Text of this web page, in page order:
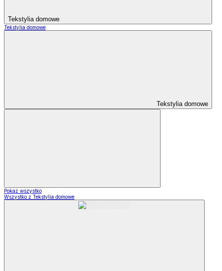
Tekstylia domowe
Tekstylia domowe
Tekstylia domowe
Pokaż wszystko
Wszystko z Tekstylia domowe